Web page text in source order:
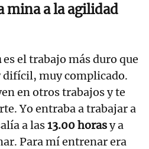
mina a la agilidad
es el trabajo más duro que
difícil, muy complicado.
en otros trabajos y te
Yo entraba a trabajar a
a las13.00 horasy a
Para mí entrenar era